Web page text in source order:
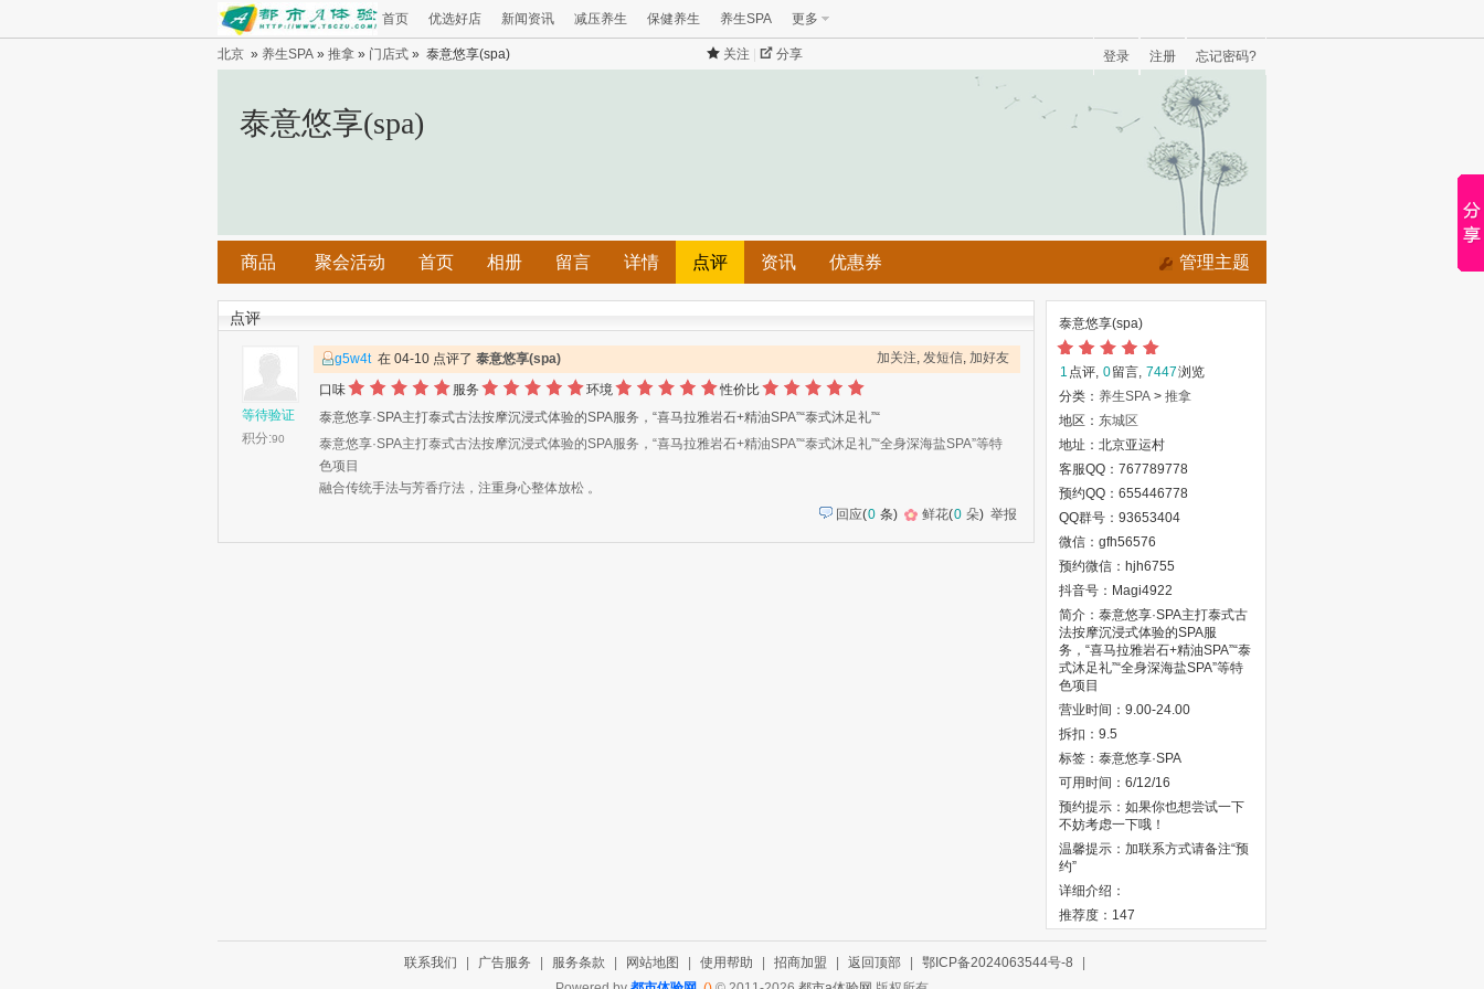
首页 优选好店 新闻资讯 减压养生 保健养生 养生SPA 更多
忘记密码?
注册
登录
关注 分享
北京 » 养生SPA » 推拿 » 门店式 » 泰意悠享(spa)
泰意悠享(spa)
商品 聚会活动 首页 相册 留言 详情 点评 资讯 优惠券 管理主题
点评
等待验证
积分:90
加关注, 发短信, 加好友
g5w4t在 04-10 点评了 泰意悠享(spa)
口味
服务 环境
性价比
‌泰意悠享·SPA‌主打泰式古法按摩沉浸式体验的SPA服务，“喜马拉雅岩石+精油SPA”“泰式沐足礼”“
‌泰意悠享·SPA‌主打泰式古法按摩沉浸式体验的SPA服务，“喜马拉雅岩石+精油SPA”“泰式沐足礼”“全身深海盐SPA”等特
色项目
融合传统手法与芳香疗法，注重身心整体放松 。
回应(0 条) 鲜花(0 朵) 举报
泰意悠享(spa)
1 点评, 0留言, 7447浏览
分类： 养生SPA > 推拿
地区： 东城区
地址：北京亚运村
客服QQ：767789778
预约QQ：655446778
QQ群号：93653404
微信：gfh56576
预约微信：hjh6755
抖音号：Magi4922
简介：泰意悠享·SPA‌主打泰式古
法按摩沉浸式体验的SPA服
务，“喜马拉雅岩石+精油SPA”“泰
式沐足礼”“全身深海盐SPA”等特
色项目
营业时间：9.00-24.00
拆扣：9.5
标签：泰意悠享·SPA‌
可用时间：6/12/16
预约提示：如果你也想尝试一下
不妨考虑一下哦！
温馨提示：加联系方式请备注“预
约”
详细介绍：
推荐度：147
联系我们 广告服务 服务条款 网站地图 使用帮助 招商加盟 返回顶部 鄂ICP备2024063544号-8